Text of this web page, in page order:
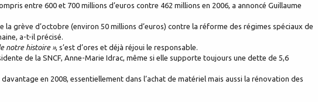
entre 600 et 700 millions d’euros contre 462 millions en 2006, a annoncé Guillaume
grève d’octobre (environ 50 millions d’euros) contre la réforme des régimes spéciaux de
a-t-il précisé.
notre histoire », s’est d’ores et déjà réjoui le responsable.
de la SNCF, Anne-Marie Idrac, même si elle supporte toujours une dette de 5,6
en 2008, essentiellement dans l’achat de matériel mais aussi la rénovation des